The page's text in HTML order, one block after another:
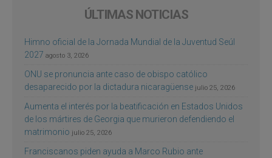
ÚLTIMAS NOTICIAS
Himno oficial de la Jornada Mundial de la Juventud Seúl
2027 agosto 3, 2026
ONU se pronuncia ante caso de obispo católico
desaparecido por la dictadura nicaragüense julio 25, 2026
Aumenta el interés por la beatificación en Estados Unidos
de los mártires de Georgia que murieron defendiendo el
matrimonio julio 25, 2026
Franciscanos piden ayuda a Marco Rubio ante